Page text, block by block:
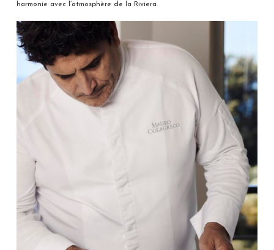
harmonie avec l’atmosphère de la Riviera.